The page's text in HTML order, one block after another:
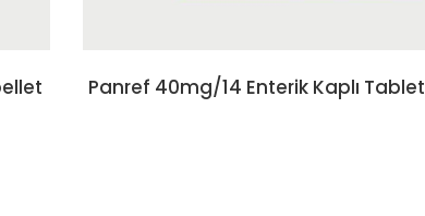
Panref 40mg/14 Enterik Kaplı Tablet